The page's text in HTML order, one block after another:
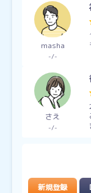
masha
- -
さえ
- -
新規登録